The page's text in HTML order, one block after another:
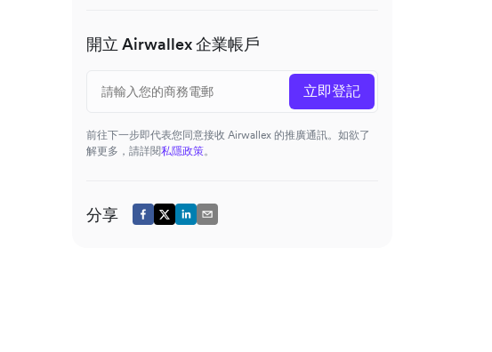
開立 Airwallex 企業帳戶
立即登記
前往下一步即代表您同意接收 Airwallex 的推廣通訊。如欲了
解更多，請詳閱私隱政策。
分享